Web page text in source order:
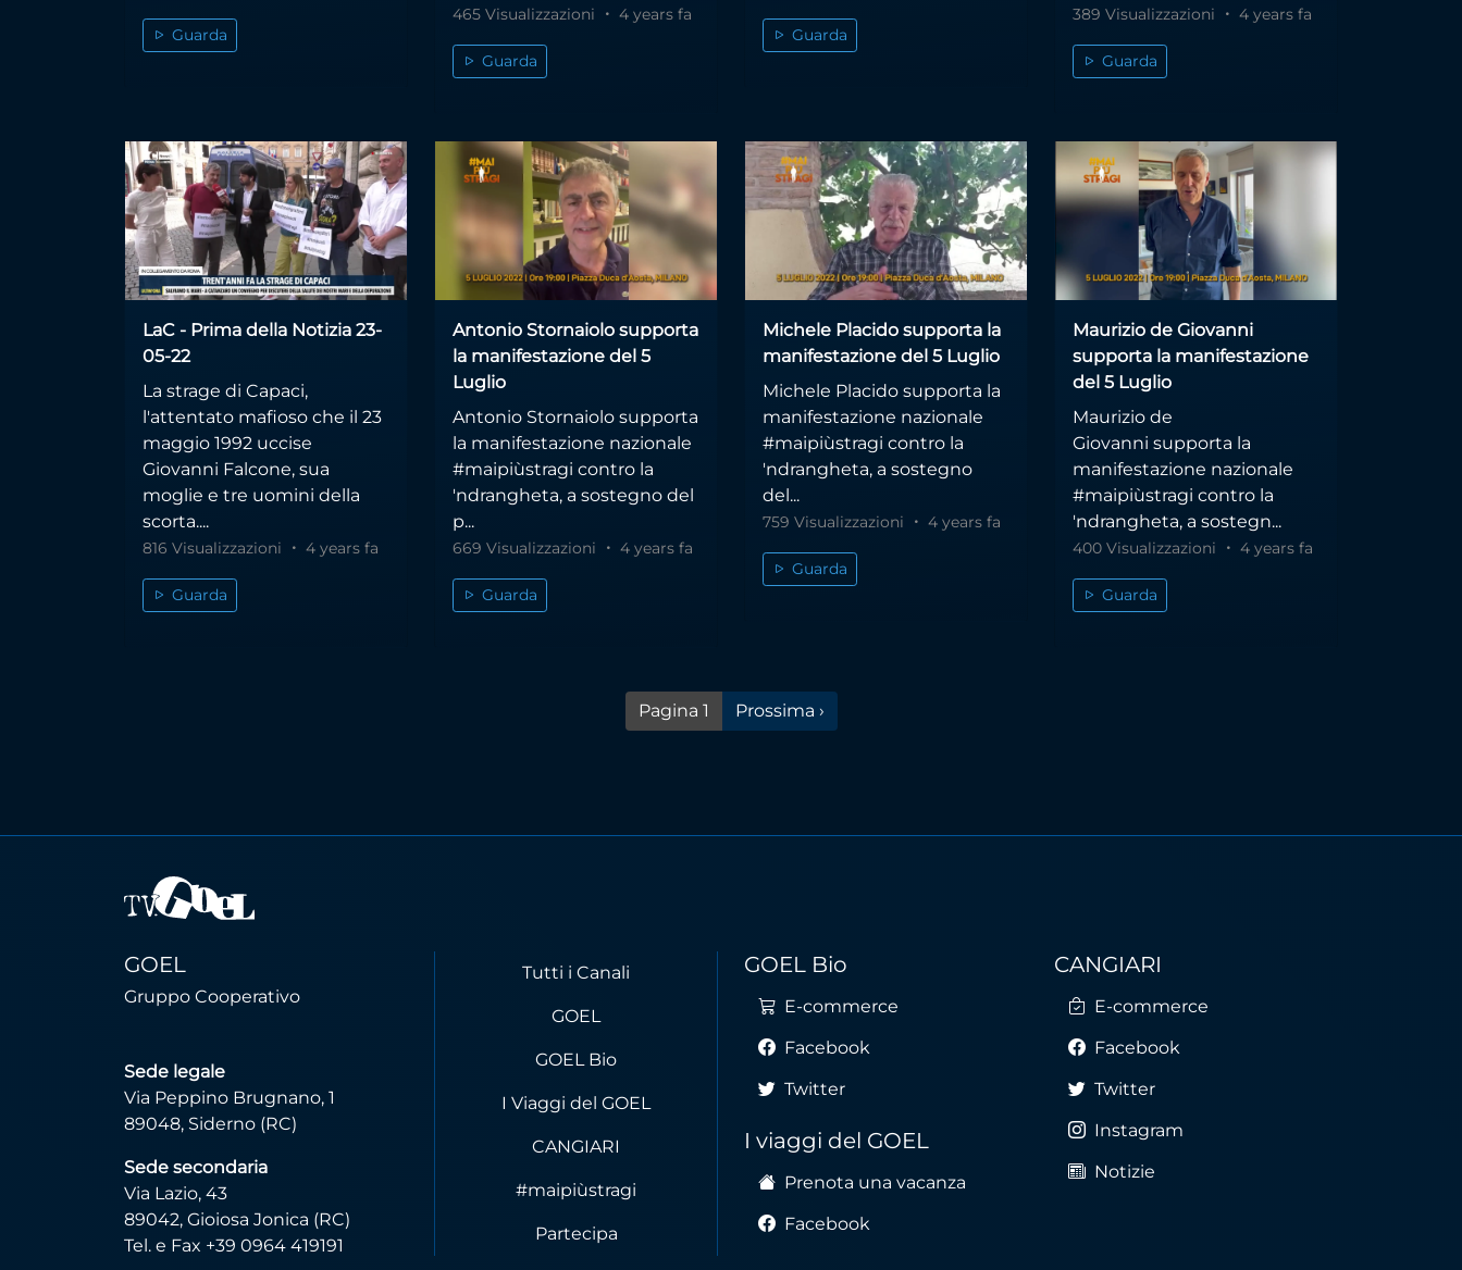
Guarda
465 Visualizzazioni 4 years fa
Guarda
Guarda
389 Visualizzazioni 4 years fa
Guarda
LaC - Prima della Notizia 23-
05-22
La strage di Capaci,
l'attentato mafioso che il 23
maggio 1992 uccise
Giovanni Falcone, sua
moglie e tre uomini della
scorta....
816 Visualizzazioni 4 years fa
Guarda
Antonio Stornaiolo supporta
la manifestazione del 5
Luglio
Antonio Stornaiolo supporta
la manifestazione nazionale
#maipiùstragi contro la
'ndrangheta, a sostegno del
p...
669 Visualizzazioni 4 years fa
Guarda
Michele Placido supporta la
manifestazione del 5 Luglio
Michele Placido supporta la
manifestazione nazionale
#maipiùstragi contro la
'ndrangheta, a sostegno
del...
759 Visualizzazioni 4 years fa
Guarda
Maurizio de Giovanni
supporta la manifestazione
del 5 Luglio
Maurizio de
Giovanni supporta la
manifestazione nazionale
#maipiùstragi contro la
'ndrangheta, a sostegn...
400 Visualizzazioni 4 years fa
Guarda
Pagina 1 Pagina successiva
Prossima ›
GOEL
Gruppo Cooperativo
Sede legale
Via Peppino Brugnano, 1
89048, Siderno (RC)
Sede secondaria
Via Lazio, 43
89042, Gioiosa Jonica (RC)
Tel. e Fax +39 0964 419191
Tutti i Canali
GOEL
GOEL Bio
I Viaggi del GOEL
CANGIARI
#maipiùstragi
Partecipa
GOEL Bio
E-commerce
Facebook
Twitter
I viaggi del GOEL
Prenota una vacanza
Facebook
CANGIARI
E-commerce
Facebook
Twitter
Instagram
Notizie